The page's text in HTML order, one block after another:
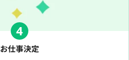
4
お仕事決定